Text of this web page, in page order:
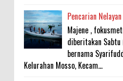
Pencarian
Majene ,
diberitakan Sabtu
bernama
Kelurahan Mosso, Kecam...